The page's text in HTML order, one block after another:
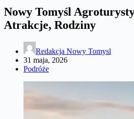
Nowy Tomyśl
Atrakcje, Rodziny
Redakcja Nowy Tomysl
31 maja, 2026
Podróże